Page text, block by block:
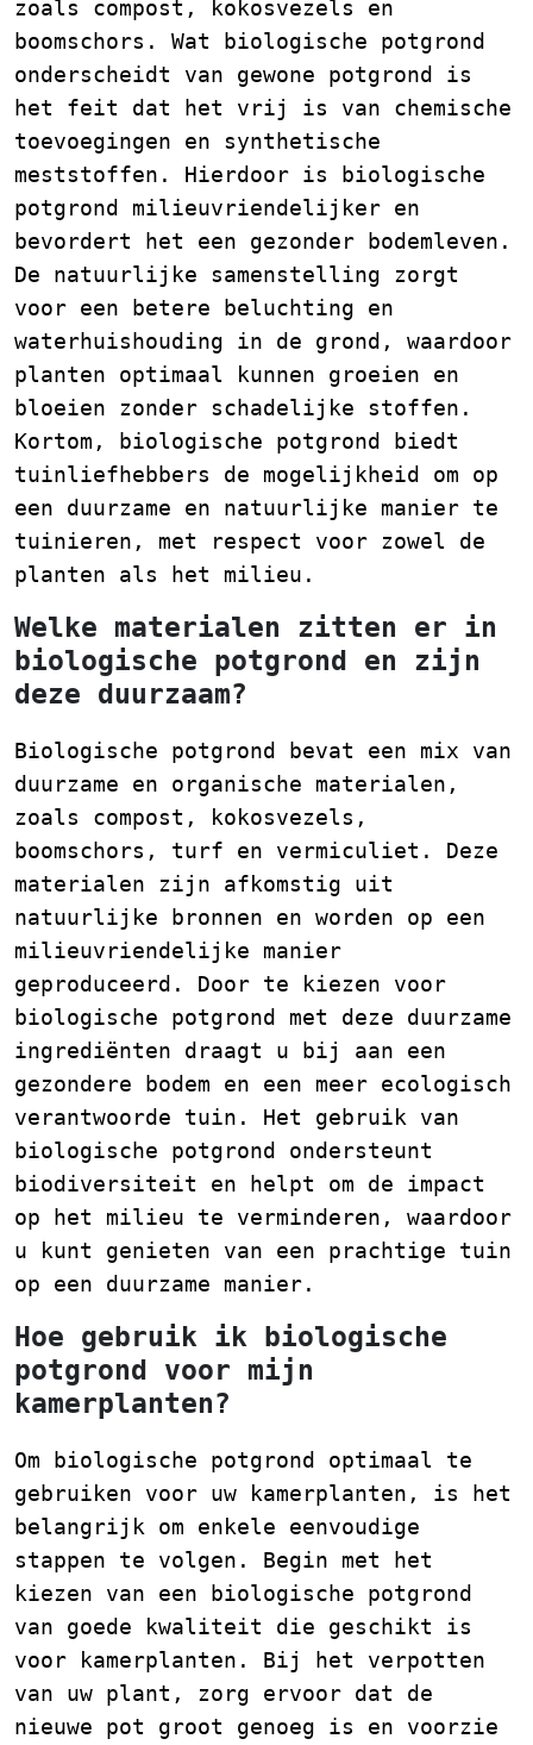
zoals compost, kokosvezels en
boomschors. Wat biologische potgrond
onderscheidt van gewone potgrond is
het feit dat het vrij is van chemische
toevoegingen en synthetische
meststoffen. Hierdoor is biologische
potgrond milieuvriendelijker en
bevordert het een gezonder bodemleven.
De natuurlijke samenstelling zorgt
voor een betere beluchting en
waterhuishouding in de grond, waardoor
planten optimaal kunnen groeien en
bloeien zonder schadelijke stoffen.
Kortom, biologische potgrond biedt
tuinliefhebbers de mogelijkheid om op
een duurzame en natuurlijke manier te
tuinieren, met respect voor zowel de
planten als het milieu.
Welke materialen zitten er in
biologische potgrond en zijn
deze duurzaam?
Biologische potgrond bevat een mix van
duurzame en organische materialen,
zoals compost, kokosvezels,
boomschors, turf en vermiculiet. Deze
materialen zijn afkomstig uit
natuurlijke bronnen en worden op een
milieuvriendelijke manier
geproduceerd. Door te kiezen voor
biologische potgrond met deze duurzame
ingrediënten draagt u bij aan een
gezondere bodem en een meer ecologisch
verantwoorde tuin. Het gebruik van
biologische potgrond ondersteunt
biodiversiteit en helpt om de impact
op het milieu te verminderen, waardoor
u kunt genieten van een prachtige tuin
op een duurzame manier.
Hoe gebruik ik biologische
potgrond voor mijn
kamerplanten?
Om biologische potgrond optimaal te
gebruiken voor uw kamerplanten, is het
belangrijk om enkele eenvoudige
stappen te volgen. Begin met het
kiezen van een biologische potgrond
van goede kwaliteit die geschikt is
voor kamerplanten. Bij het verpotten
van uw plant, zorg ervoor dat de
nieuwe pot groot genoeg is en voorzie